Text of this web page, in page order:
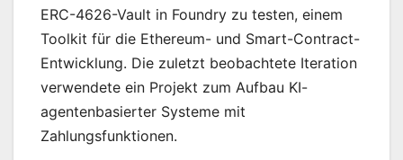
ERC-4626-Vault in Foundry zu testen, einem
Toolkit für die Ethereum- und Smart-Contract-
Entwicklung. Die zuletzt beobachtete Iteration
verwendete ein Projekt zum Aufbau KI-
agentenbasierter Systeme mit
Zahlungsfunktionen.